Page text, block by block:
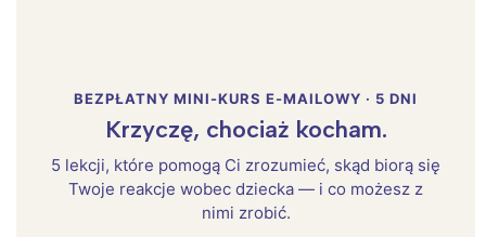
BEZPŁATNY MINI-KURS E-MAILOWY · 5 DNI
Krzyczę, chociaż kocham.
5 lekcji, które pomogą Ci zrozumieć, skąd biorą się
Twoje reakcje wobec dziecka — i co możesz z
nimi zrobić.